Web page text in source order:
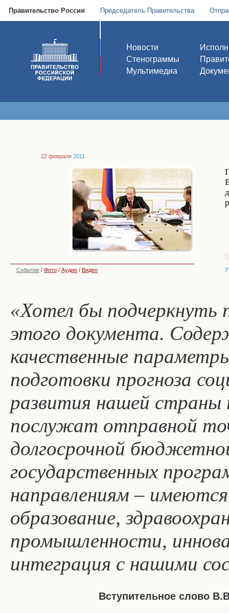
Правительство России Председатель Правительства
Новости
Стенограммы
Мультимедиа
22 февраля 2011
Событие / Фото / Аудио / Видео
«Хотел бы подчеркнуть
этого документа.
качественные
подготовки прогноза
развития нашей страны
послужат отправной
долгосрочной
государственных
направлениям –
образование,
промышленности,
интеграция с нашими
Вступительное слово